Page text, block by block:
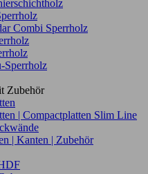
Combi Sperrholz
Sperrholz
Zubehör
| Compactplatten Slim Line
| Kanten | Zubehör